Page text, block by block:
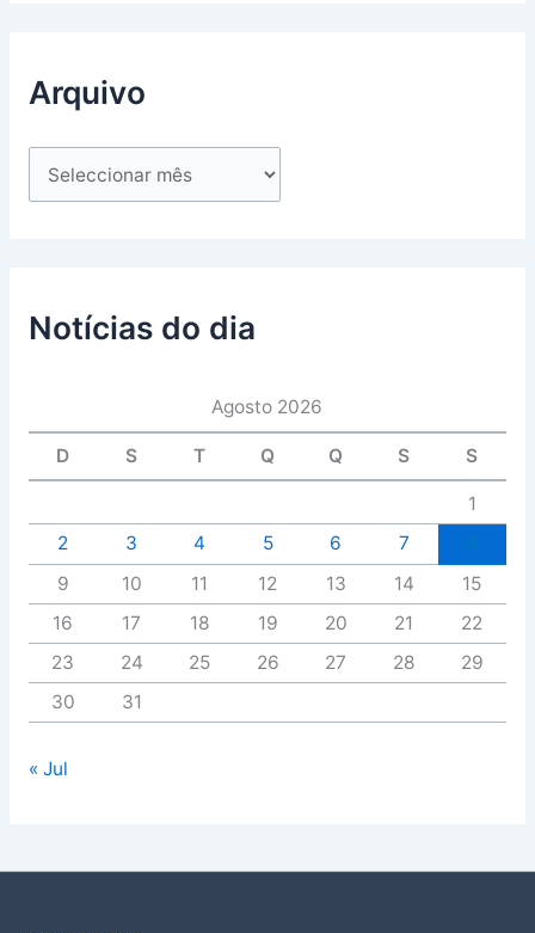
Arquivo
Notícias do dia
Agosto 2026
D S T Q Q S S
1
2
3 4 5 6 7
9
10 11 12 13 14
15
16
17 18 19 20 21
22
23
24 25 26 27 28
29
30
31
« Jul